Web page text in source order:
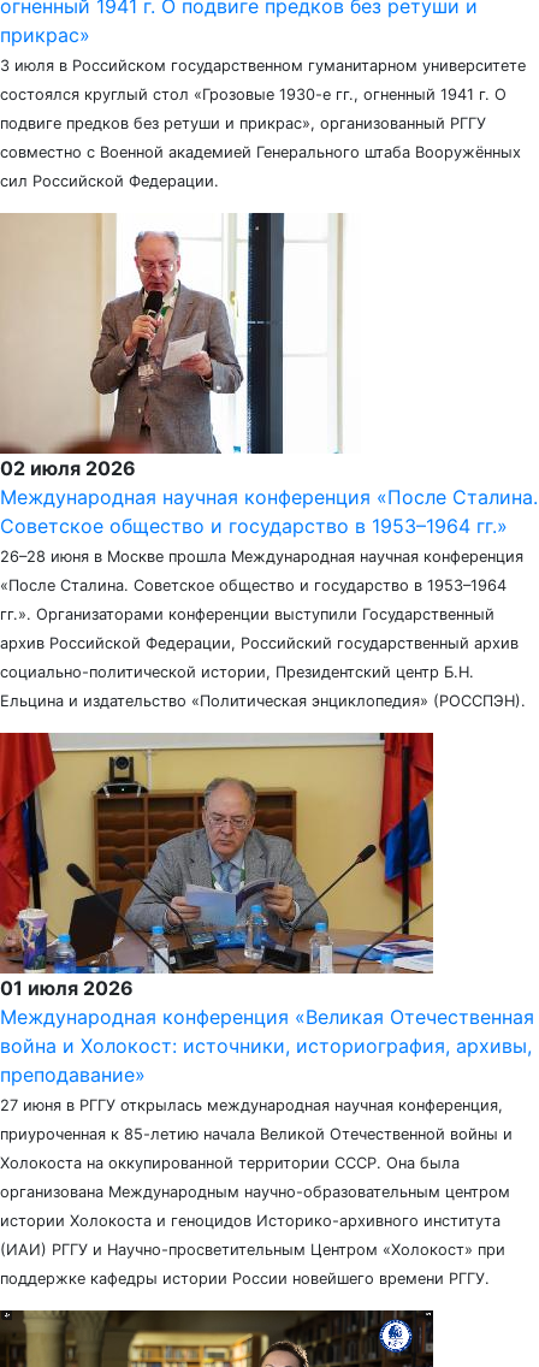
огненный 1941 г. О подвиге предков без ретуши и
прикрас»
3 июля в Российском государственном гуманитарном университете
состоялся круглый стол «Грозовые 1930-е гг., огненный 1941 г. О
подвиге предков без ретуши и прикрас», организованный РГГУ
совместно с Военной академией Генерального штаба Вооружённых
сил Российской Федерации.
02 июля 2026
Международная научная конференция «После Сталина.
Советское общество и государство в 1953–1964 гг.»
26–28 июня в Москве прошла Международная научная конференция
«После Сталина. Советское общество и государство в 1953–1964
гг.». Организаторами конференции выступили Государственный
архив Российской Федерации, Российский государственный архив
социально-политической истории, Президентский центр Б.Н.
Ельцина и издательство «Политическая энциклопедия» (РОССПЭН).
01 июля 2026
Международная конференция «Великая Отечественная
война и Холокост: источники, историография, архивы,
преподавание»
27 июня в РГГУ открылась международная научная конференция,
приуроченная к 85-летию начала Великой Отечественной войны и
Холокоста на оккупированной территории СССР. Она была
организована Международным научно-образовательным центром
истории Холокоста и геноцидов Историко-архивного института
(ИАИ) РГГУ и Научно-просветительным Центром «Холокост» при
поддержке кафедры истории России новейшего времени РГГУ.